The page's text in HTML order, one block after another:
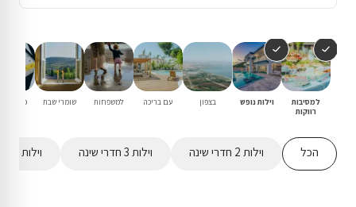
למסיבות
רווקות
וילות נופש בצפון עם בריכה למשפחות שומרי שבת
פנוי
הכל וילות 2 חדרי שינה וילות 3 חדרי שינה וילות 4 חדרי שינה